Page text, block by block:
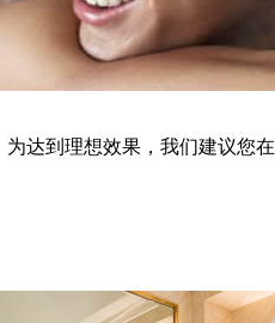
达到理想效果，我们建议您